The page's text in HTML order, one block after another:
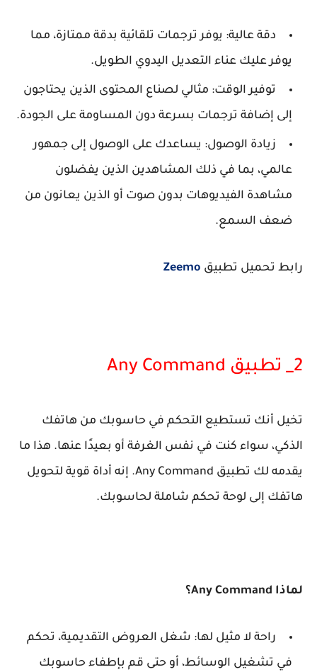
دقة عالية: يوفر ترجمات تلقائية بدقة ممتازة، مما
يوفر عليك عناء التعديل اليدوي الطويل.
توفير الوقت: مثالي لصناع المحتوى الذين يحتاجون
إلى إضافة ترجمات بسرعة دون المساومة على الجودة.
زيادة الوصول: يساعدك على الوصول إلى جمهور
عالمي، بما في ذلك المشاهدين الذين يفضلون
مشاهدة الفيديوهات بدون صوت أو الذين يعانون من
ضعف السمع.
رابط تحميل تطبيق Zeemo
2_ تطبيق Any Command
تخيل أنك تستطيع التحكم في حاسوبك من هاتفك
الذكي، سواء كنت في نفس الغرفة أو بعيدًا عنها. هذا ما
يقدمه لك تطبيق Any Command. إنه أداة قوية لتحويل
هاتفك إلى لوحة تحكم شاملة لحاسوبك.
لماذا Any Command؟
راحة لا مثيل لها: شغل العروض التقديمية، تحكم
في تشغيل الوسائط، أو حتى قم بإطفاء حاسوبك